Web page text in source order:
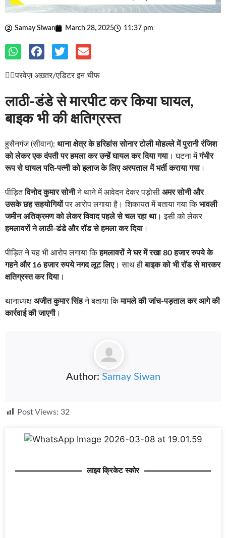
Samay Siwan March 28, 2025 11:37 pm
✍🏽परवेज़ अख़्तर/एडिटर इन चीफ
लाठी-डंडे से मारपीट कर किया घायल,
बाइक भी की क्षतिग्रस्त
हुसैनगंज (सीवान): थाना क्षेत्र के हरिहांस सोनार टोली मोहल्ले में पुरानी रंजिश
को लेकर एक दंपती पर हमला कर उन्हें घायल कर दिया गया। घटना मेंगंभीर
रूप से घायल पति-पत्नी को इलाज के लिए अस्पताल में भर्ती कराया गया।
पीड़ितविनोद कुमार सोनीने थाने में आवेदन देकर पड़ोसी अमर सोनी और
उसके छह सहयोगियोंपर आरोप लगाया है। शिकायत में बताया गया किभावली
जमीन अतिक्रमण को लेकर विवाद पहले से चल रहा था। इसी को लेकर
हमलावरों ने लाठी-डंडे और रॉड से हमला कर दिया।
पीड़ित ने यह भी आरोप लगाया किहमलावरों ने घर में रखा 80 हजार रुपये के
गहने और 16 हजार रुपये नगद लूट लिए। साथ हीबाइक को भी रॉड से मारकर
क्षतिग्रस्त कर दिया।
थानाध्यक्ष अजीत कुमार सिंहने बताया किमामले की जांच-पड़ताल कर आगे की
कार्रवाई की जाएगी।
Author: Samay Siwan
Post Views: 32
लाइव क्रिकेट स्कोर